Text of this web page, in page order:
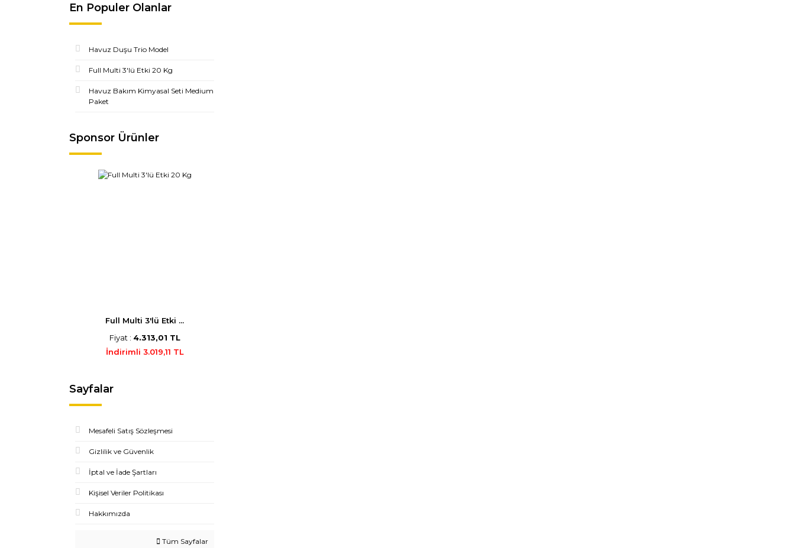
En Populer Olanlar
Havuz Duşu Trio Model
Full Multi 3'lü Etki 20 Kg
Havuz Bakım Kimyasal Seti Medium
Paket
Sponsor Ürünler
Full Multi 3'lü Etki ...
Fiyat : 4.313,01 TL
İndirimli 3.019,11 TL
Sayfalar
Mesafeli Satış Sözleşmesi
Gizlilik ve Güvenlik
İptal ve İade Şartları
Kişisel Veriler Politikası
Hakkımızda
Tüm Sayfalar